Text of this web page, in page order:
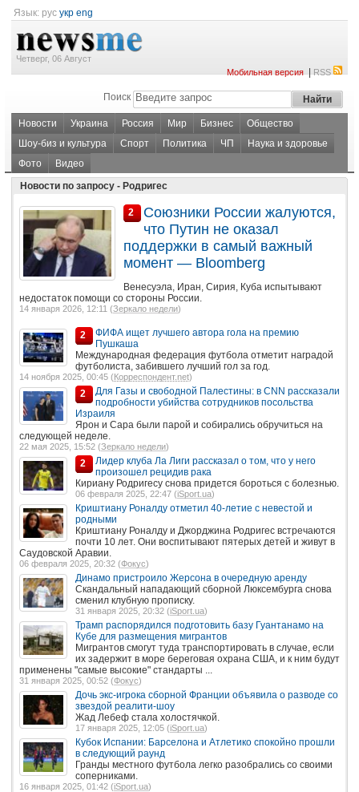
Язык: рус укр eng
Четверг, 06 Август
Мобильная версия|RSS
Поиск
Новости Украина Россия Мир Бизнес
Общество
Шоу-биз и культура
Спорт Политика ЧП
Наука и здоровье
Фото
Видео
Новости по запросу - Родригес
2
Союзники России жалуются,
что Путин не оказал
поддержки в самый важный
момент — Bloomberg
Венесуэла, Иран, Сирия, Куба испытывают
недостаток помощи со стороны России.
14 января 2026, 12:11 (Зеркало недели)
2
ФИФА ищет лучшего автора гола на премию
Пушкаша
Международная федерация футбола отметит наградой
футболиста, забившего лучший гол за год.
14 ноября 2025, 00:45 (Корреспондент.net)
2
Для Газы и свободной Палестины: в CNN рассказали
подробности убийства сотрудников посольства
Израиля
Ярон и Сара были парой и собирались обручиться на
следующей неделе.
22 мая 2025, 15:52 (Зеркало недели)
2
Лидер клуба Ла Лиги рассказал о том, что у него
произошел рецидив рака
Кириану Родригесу снова придется бороться с болезнью.
06 февраля 2025, 22:47 (iSport.ua)
Криштиану Роналду отметил 40-летие с невестой и
родными
Криштиану Роналду и Джорджина Родригес встречаются
почти 10 лет. Они воспитывают пятерых детей и живут в
Саудовской Аравии.
06 февраля 2025, 20:32 (Фокус)
Динамо пристроило Жерсона в очередную аренду
Скандальный нападающий сборной Люксембурга снова
сменил клубную прописку.
31 января 2025, 20:32 (iSport.ua)
Трамп распорядился подготовить базу Гуантанамо на
Кубе для размещения мигрантов
Мигрантов смогут туда транспортировать в случае, если
их задержит в море береговая охрана США, и к ним будут
применены "самые высокие" стандарты ...
31 января 2025, 00:52 (Фокус)
Дочь экс-игрока сборной Франции объявила о разводе со
звездой реалити-шоу
Жад Лебеф стала холостячкой.
17 января 2025, 12:05 (iSport.ua)
Кубок Испании: Барселона и Атлетико спокойно прошли
в следующий раунд
Гранды местного футбола легко разобрались со своими
соперниками.
16 января 2025, 01:42 (iSport.ua)